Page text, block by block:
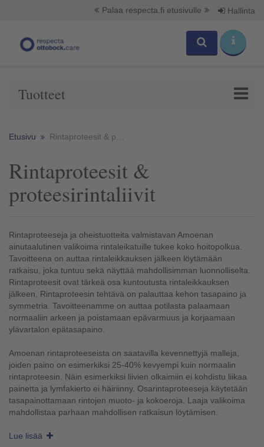
Palaa respecta.fi etusivulle Hallinta
Tuotteet
Etusivu Rintaproteesit & proteesirintaliivit​
Rintaproteesit &
proteesirintaliivit​
Rintaproteeseja ja oheistuotteita valmistavan Amoenan
ainutaalutinen valikoima rintaleikatuille tukee koko hoitopolkua.
Tavoitteena on auttaa rintaleikkauksen jälkeen löytämään
ratkaisu, joka tuntuu sekä näyttää mahdollisimman luonnolliselta.
Rintaproteesit ovat tärkeä osa kuntoutusta rintaleikkauksen
jälkeen. Rintaproteesin tehtävä on palauttaa kehon tasapaino ja
symmetria. Tavoitteenamme on auttaa potilasta palaamaan
normaaliin arkeen ja poistamaan epävarmuus ja korjaamaan
ylävartalon epätasapaino.
Amoenan rintaproteeseista on saatavilla kevennettyjä malleja,
joiden paino on esimerkiksi 25-40% kevyempi kuin normaalin
rintaproteesin. Näin esimerkiksi liivien olkaimiin ei kohdistu liikaa
painetta ja lymfakierto ei häiriinny. Osarintaproteeseja käytetään
tasapainottamaan rintojen muoto- ja kokoeroja. Laaja valikoima
mahdollistaa parhaan mahdollisen ratkaisun löytämisen.
Lue lisää